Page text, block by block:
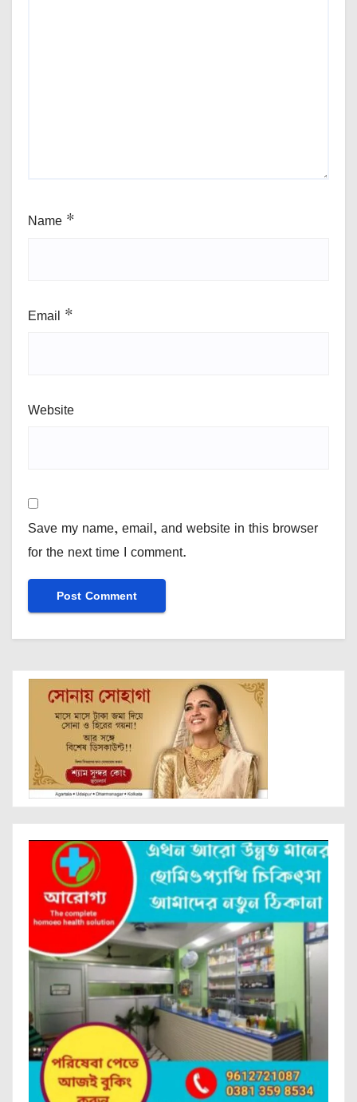
Name *
Email *
Website
Save my name, email, and website in this browser
for the next time I comment.